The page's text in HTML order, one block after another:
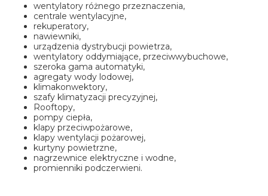
wentylatory różnego przeznaczenia,
centrale wentylacyjne,
rekuperatory,
nawiewniki,
urządzenia dystrybucji powietrza,
wentylatory oddymiające, przeciwwybuchowe,
szeroka gama automatyki,
agregaty wody lodowej,
klimakonwektory,
szafy klimatyzacji precyzyjnej,
Rooftopy,
pompy ciepła,
klapy przeciwpożarowe,
klapy wentylacji pożarowej,
kurtyny powietrzne,
nagrzewnice elektryczne i wodne,
promienniki podczerwieni.